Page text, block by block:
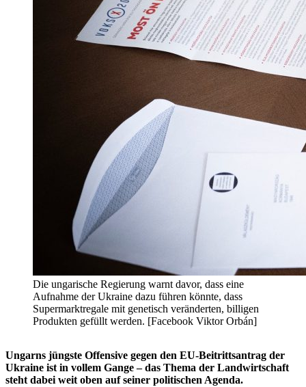
Die ungarische Regierung warnt davor, dass eine
Aufnahme der Ukraine dazu führen könnte, dass
Supermarktregale mit genetisch veränderten, billigen
Produkten gefüllt werden. [Facebook Viktor Orbán]
Ungarns jüngste Offensive gegen den EU-Beitrittsantrag der
Ukraine ist in vollem Gange – das Thema der Landwirtschaft
steht dabei weit oben auf seiner politischen Agenda.